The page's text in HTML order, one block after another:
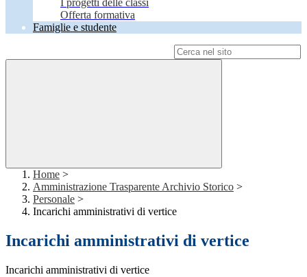
I progetti delle classi
Offerta formativa
Famiglie e studente
Home >
Amministrazione Trasparente Archivio Storico >
Personale >
Incarichi amministrativi di vertice
Incarichi amministrativi di vertice
Incarichi amministrativi di vertice